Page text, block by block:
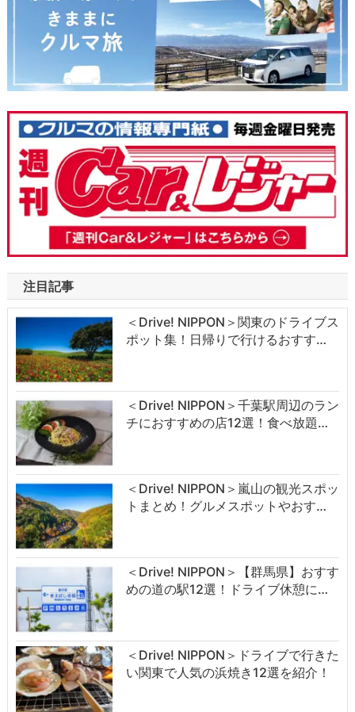
注目記事
＜Drive! NIPPON＞関東のドライブス
ポット集！日帰りで行けるおすす…
＜Drive! NIPPON＞千葉駅周辺のラン
チにおすすめの店12選！食べ放題…
＜Drive! NIPPON＞嵐山の観光スポッ
トまとめ！グルメスポットやおす…
＜Drive! NIPPON＞【群馬県】おすす
めの道の駅12選！ドライブ休憩に…
＜Drive! NIPPON＞ドライブで行きた
い関東で人気の浜焼き12選を紹介！